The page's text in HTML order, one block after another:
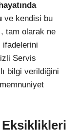
ve kendisi bu
tam olarak ne
ifadelerini
Servis
bilgi verildiğini
Eksiklikleri